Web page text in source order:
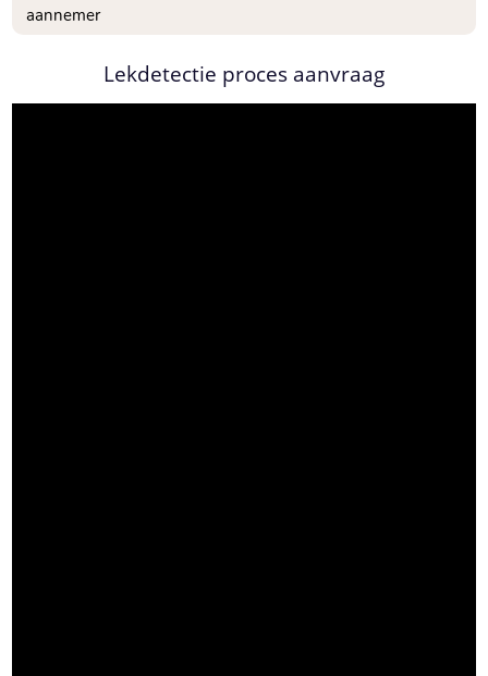
aannemer
Lekdetectie proces aanvraag